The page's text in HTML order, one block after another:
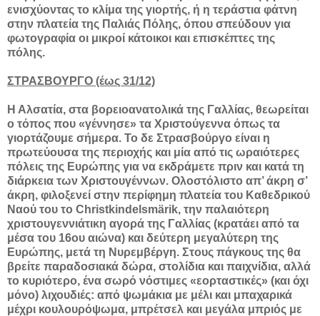
ενισχύοντας το κλίμα της γιορτής, ή η τεράστια φάτνη
στην πλατεία της Παλιάς Πόλης, όπου σπεύδουν για
φωτογραφία οι μικροί κάτοικοι και επισκέπτες της
πόλης.
ΣΤΡΑΣΒΟΥΡΓΟ (έως 31/12)
Η Αλσατία, στα βορειοανατολικά της Γαλλίας, θεωρείται
ο τόπος που «γέννησε» τα Χριστούγεννα όπως τα
γιορτάζουμε σήμερα. Το δε Στρασβούργο είναι η
πρωτεύουσα της περιοχής και μία από τις ωραιότερες
πόλεις της Ευρώπης για να εκδράμετε πριν και κατά τη
διάρκεια των Χριστουγέννων. Ολοστόλιστο απ’ άκρη σ’
άκρη, φιλοξενεί στην περίφημη πλατεία του Καθεδρικού
Ναού του το Christkindelsmärik, την παλαιότερη
χριστουγεννιάτικη αγορά της Γαλλίας (κρατάει από τα
μέσα του 16ου αιώνα) και δεύτερη μεγαλύτερη της
Ευρώπης, μετά τη Νυρεμβέργη. Στους πάγκους της θα
βρείτε παραδοσιακά δώρα, στολίδια και παιχνίδια, αλλά
το κυριότερο, ένα σωρό νόστιμες «εορταστικές» (και όχι
μόνο) λιχουδιές: από ψωμάκια με μέλι και μπαχαρικά
μέχρι κουλουρόψωμα, μπρέτσελ και μεγάλα μπριός με